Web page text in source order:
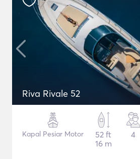
Riva Rivale 52
Kapal Pesiar Motor
52 ft
16 m
4